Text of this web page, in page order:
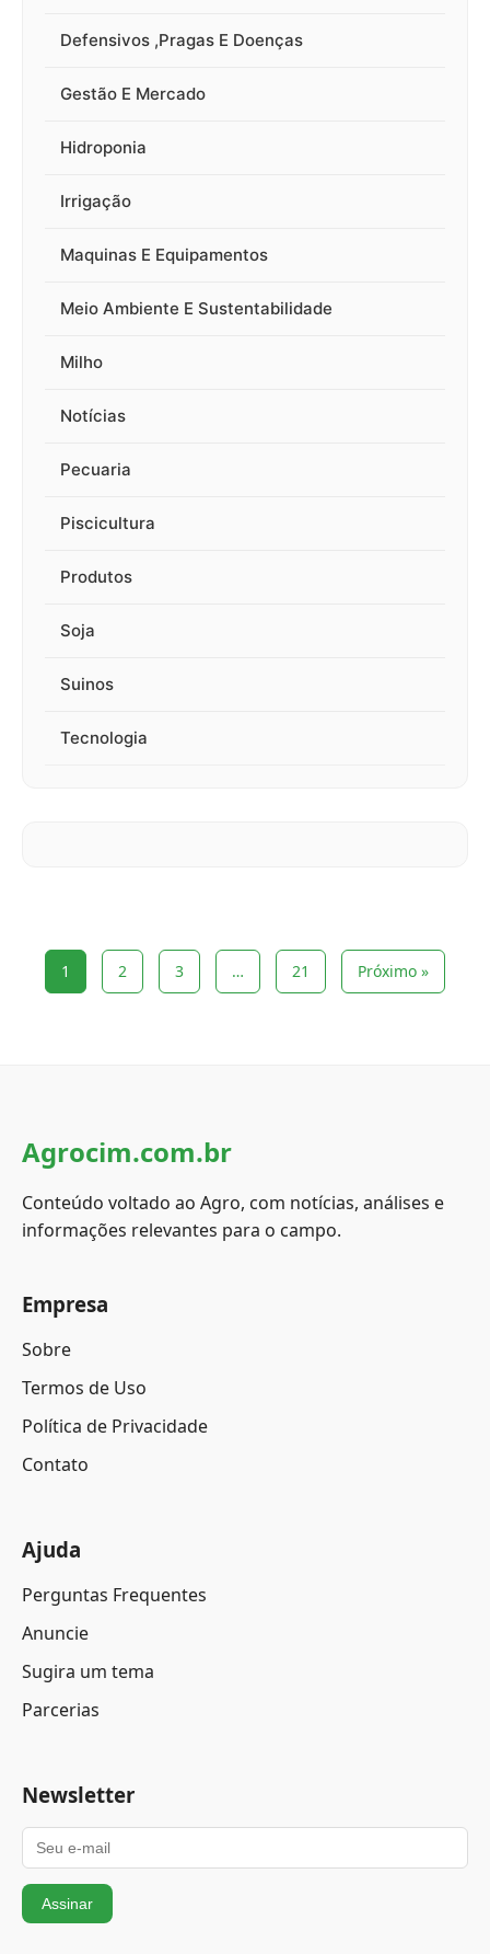
Defensivos ,Pragas E Doenças
Gestão E Mercado
Hidroponia
Irrigação
Maquinas E Equipamentos
Meio Ambiente E Sustentabilidade
Milho
Notícias
Pecuaria
Piscicultura
Produtos
Soja
Suinos
Tecnologia
1 2 3 … 21 Próximo »
Agrocim.com.br
Conteúdo voltado ao Agro, com notícias, análises e
informações relevantes para o campo.
Empresa
Sobre
Termos de Uso
Política de Privacidade
Contato
Ajuda
Perguntas Frequentes
Anuncie
Sugira um tema
Parcerias
Newsletter
Assinar